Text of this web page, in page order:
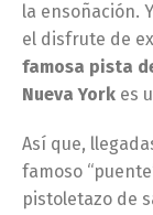
la ensoñación.
el disfrute de
famosa pista
Nueva York es
Así que,
famoso
pistoletazo de